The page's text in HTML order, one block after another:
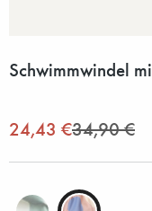
Schwimmwindel
24,43 €34,90 €